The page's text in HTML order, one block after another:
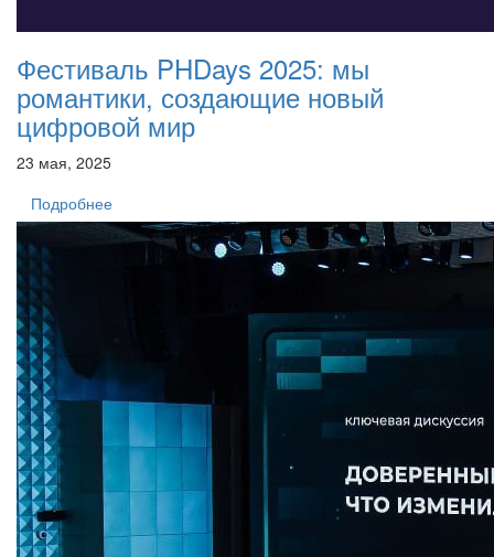
Фестиваль PHDays 2025: мы
романтики, создающие новый
цифровой мир
23 мая, 2025
Подробнее